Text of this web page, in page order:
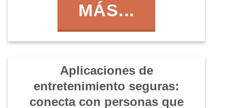
MÁS...
Aplicaciones de
entretenimiento seguras:
conecta con personas que